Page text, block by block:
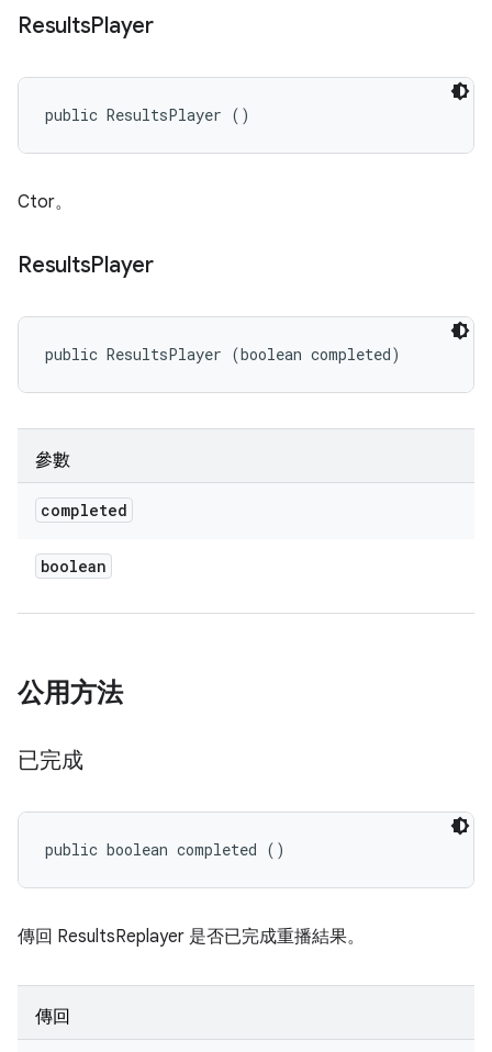
ResultsPlayer
public ResultsPlayer ()
Ctor。
ResultsPlayer
public ResultsPlayer (boolean completed)
參數
completed
boolean
公用方法
已完成
public boolean completed ()
傳回 ResultsReplayer 是否已完成重播結果。
傳回